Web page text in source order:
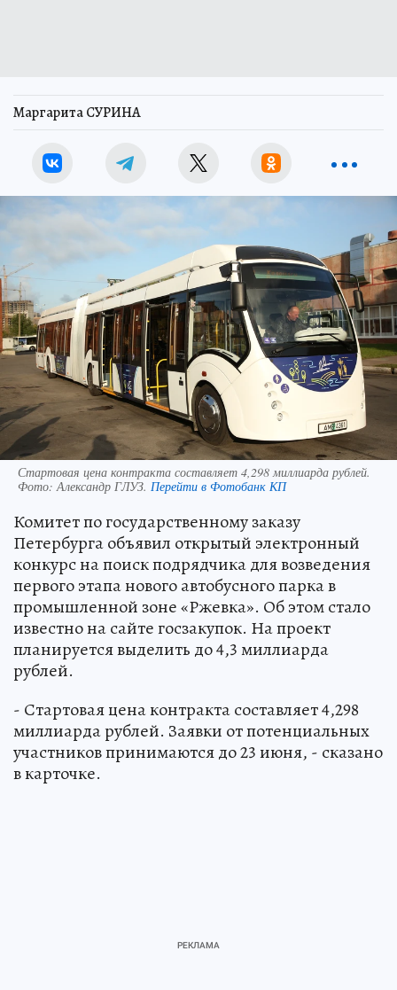
Маргарита СУРИНА
Стартовая цена контракта составляет 4,298 миллиарда рублей.
Фото: Александр ГЛУЗ. Перейти в Фотобанк КП
Комитет по государственному заказу
Петербурга объявил открытый электронный
конкурс на поиск подрядчика для возведения
первого этапа нового автобусного парка в
промышленной зоне «Ржевка». Об этом стало
известно на сайте госзакупок. На проект
планируется выделить до 4,3 миллиарда
рублей.
- Стартовая цена контракта составляет 4,298
миллиарда рублей. Заявки от потенциальных
участников принимаются до 23 июня, - сказано
в карточке.